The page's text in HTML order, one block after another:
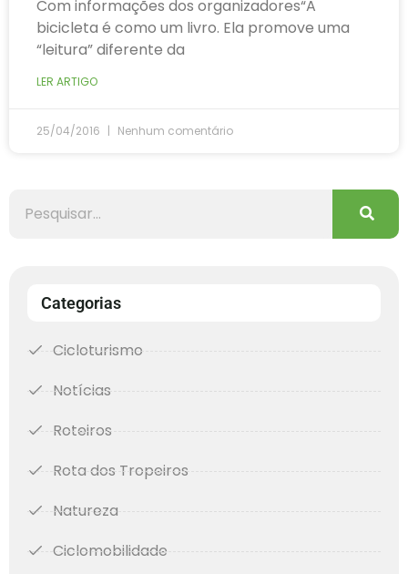
Com informações dos organizadores“A
bicicleta é como um livro. Ela promove uma
“leitura” diferente da
LER ARTIGO
25/04/2016 Nenhum comentário
Categorias
Cicloturismo
Notícias
Roteiros
Rota dos Tropeiros
Natureza
Ciclomobilidade